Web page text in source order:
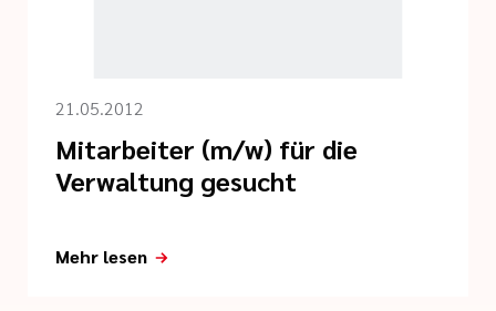
21.05.2012
Mitarbeiter (m/w) für die
Verwaltung gesucht
Mehr lesen